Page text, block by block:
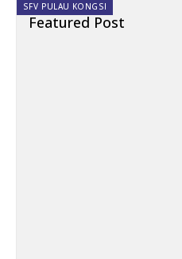
Featured Post
SFV PULAU KONGSI